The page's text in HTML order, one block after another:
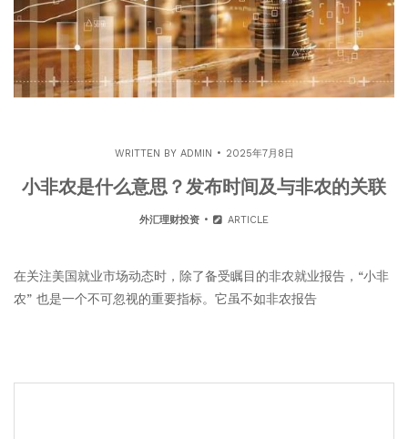
WRITTEN BY ADMIN 2025年7月8日
小非农是什么意思？发布时间及与非农的关联
外汇理财投资 ARTICLE
在关注美国就业市场动态时，除了备受瞩目的非农就业报告，“小非
农” 也是一个不可忽视的重要指标。它虽不如非农报告